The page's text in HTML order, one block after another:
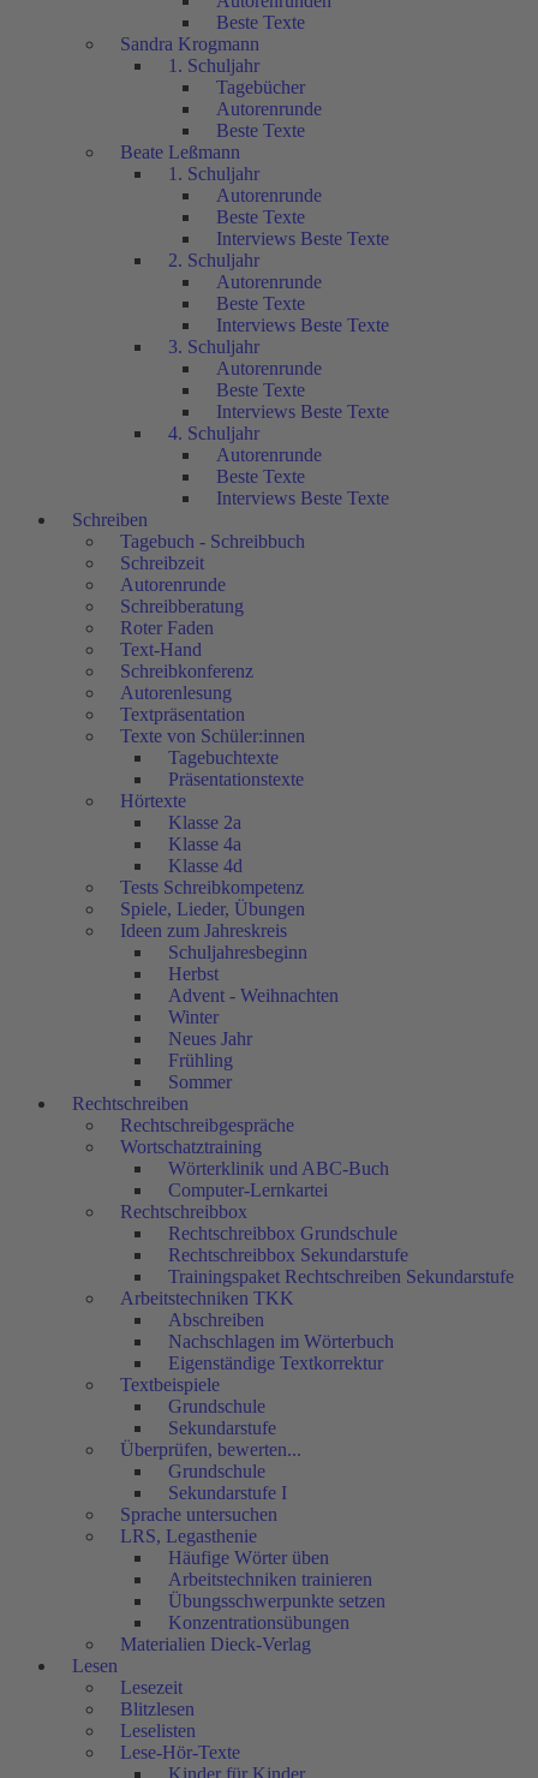
Beste Texte
Sandra Krogmann
1. Schuljahr
Tagebücher
Autorenrunde
Beste Texte
Beate Leßmann
1. Schuljahr
Autorenrunde
Beste Texte
Interviews Beste Texte
2. Schuljahr
Autorenrunde
Beste Texte
Interviews Beste Texte
3. Schuljahr
Autorenrunde
Beste Texte
Interviews Beste Texte
4. Schuljahr
Autorenrunde
Beste Texte
Interviews Beste Texte
Schreiben
Tagebuch - Schreibbuch
Schreibzeit
Autorenrunde
Schreibberatung
Roter Faden
Text-Hand
Schreibkonferenz
Autorenlesung
Textpräsentation
Texte von Schüler:innen
Tagebuchtexte
Präsentationstexte
Hörtexte
Klasse 2a
Klasse 4a
Klasse 4d
Tests Schreibkompetenz
Spiele, Lieder, Übungen
Ideen zum Jahreskreis
Schuljahresbeginn
Herbst
Advent - Weihnachten
Winter
Neues Jahr
Frühling
Sommer
Rechtschreiben
Rechtschreibgespräche
Wortschatztraining
Wörterklinik und ABC-Buch
Computer-Lernkartei
Rechtschreibbox
Rechtschreibbox Grundschule
Rechtschreibbox Sekundarstufe
Trainingspaket Rechtschreiben Sekundarstufe
Arbeitstechniken TKK
Abschreiben
Nachschlagen im Wörterbuch
Eigenständige Textkorrektur
Textbeispiele
Grundschule
Sekundarstufe
Überprüfen, bewerten...
Grundschule
Sekundarstufe I
Sprache untersuchen
LRS, Legasthenie
Häufige Wörter üben
Arbeitstechniken trainieren
Übungsschwerpunkte setzen
Konzentrationsübungen
Materialien Dieck-Verlag
Lesen
Lesezeit
Blitzlesen
Leselisten
Lese-Hör-Texte